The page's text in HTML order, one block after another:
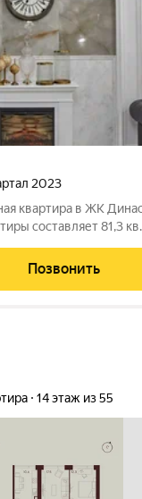
2023
квартира в ЖК
составляет 81,3
Дома расположены
Позвонить
14 этаж из 55